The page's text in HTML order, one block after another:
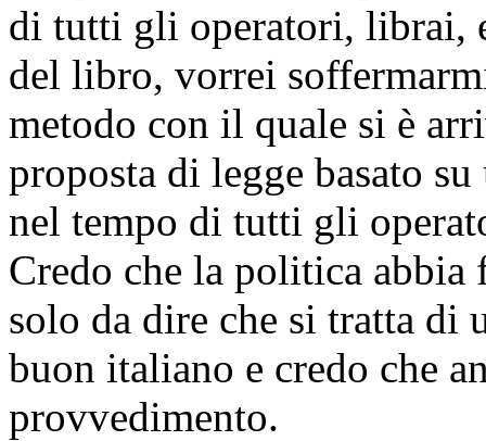
di tutti gli operatori, librai,
del libro, vorrei
metodo con il quale si è
proposta di legge basato
nel tempo di tutti gli
Credo che la politica abbia
solo da dire che si tratta di
buon italiano e credo che
provvedimento.